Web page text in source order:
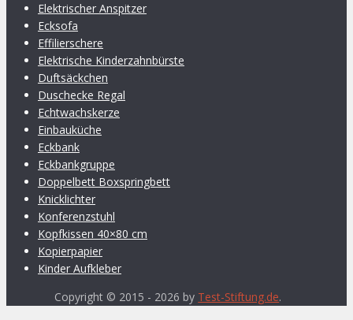
Elektrischer Anspitzer
Ecksofa
Effilierschere
Elektrische Kinderzahnbürste
Duftsäckchen
Duschecke Regal
Echtwachskerze
Einbauküche
Eckbank
Eckbankgruppe
Doppelbett Boxspringbett
Knicklichter
Konferenzstuhl
Kopfkissen 40×80 cm
Kopierpapier
Kinder Aufkleber
Copyright © 2015 - 2026 by Test-Stiftung.de.